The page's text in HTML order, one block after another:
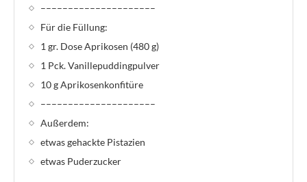
–––––––––––––––––––––
Für die Füllung:
1 gr. Dose Aprikosen (480 g)
1 Pck. Vanillepuddingpulver
10 g Aprikosenkonfitüre
–––––––––––––––––––––
Außerdem:
etwas gehackte Pistazien
etwas Puderzucker